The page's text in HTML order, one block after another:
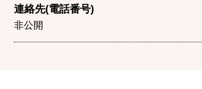
連絡先(電話番号)
非公開